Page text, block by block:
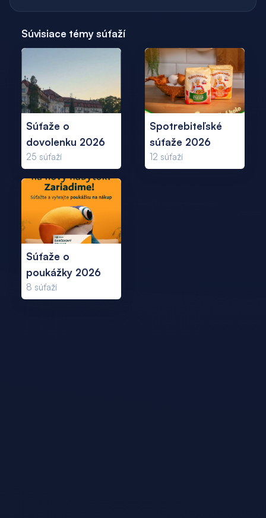
Súvisiace témy súťaží
Súťaže o
dovolenku 2026
25 súťaží
Spotrebiteľské
súťaže 2026
12 súťaží
Súťaže o
poukážky 2026
8 súťaží